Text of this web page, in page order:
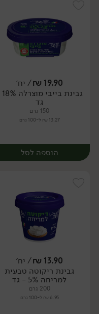
יח׳
19.90
₪/ יח׳
גד
150 גרם
13.27 ₪ ל-100 גרם
הוספה לסל
יח׳
13.90
₪/ יח׳
גבינת ריקוטה טבעית
למריחה 5% - גד
200 גרם
6.95 ₪ ל-100 גרם